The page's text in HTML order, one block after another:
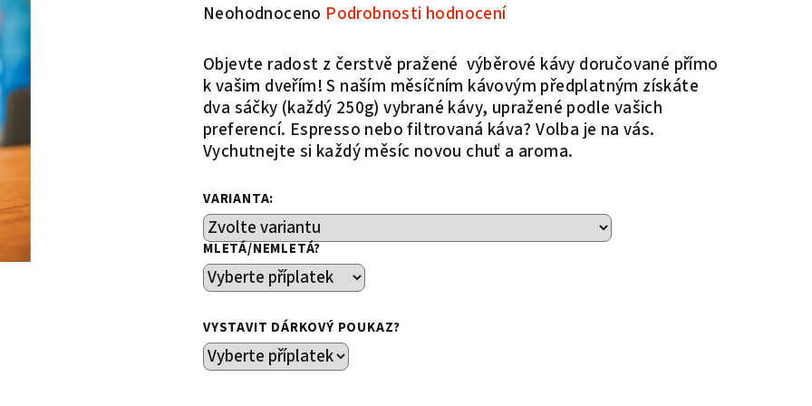
Průměrné
produktu
je
0,0
z
5
hvězdiček.
Neohodnoceno Podrobnosti hodnocení
Objevte radost z čerstvě pražené výběrové kávy doručované přímo
k vašim dveřím! S naším měsíčním kávovým předplatným získáte
dva sáčky (každý 250g) vybrané kávy, upražené podle vašich
preferencí. Espresso nebo filtrovaná káva? Volba je na vás.
Vychutnejte si každý měsíc novou chuť a aroma.
VARIANTA:
MLETÁ/NEMLETÁ?
VYSTAVIT DÁRKOVÝ POUKAZ?